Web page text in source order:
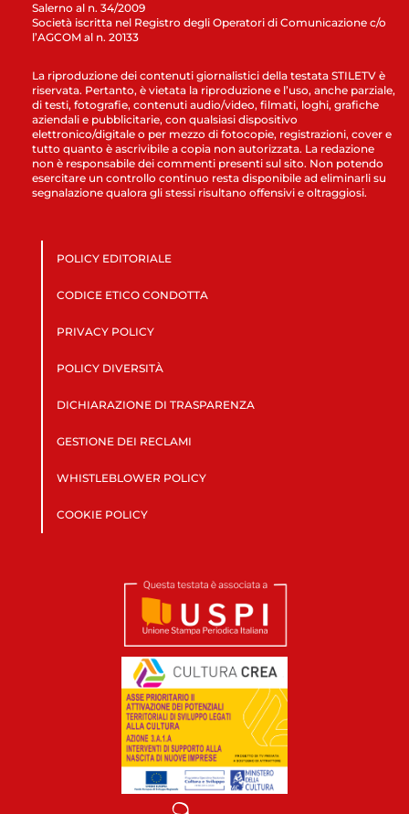
Salerno al n. 34/2009
Società iscritta nel Registro degli Operatori di Comunicazione c/o
l’AGCOM al n. 20133
La riproduzione dei contenuti giornalistici della testata STILETV è
riservata. Pertanto, è vietata la riproduzione e l’uso, anche parziale,
di testi, fotografie, contenuti audio/video, filmati, loghi, grafiche
aziendali e pubblicitarie, con qualsiasi dispositivo
elettronico/digitale o per mezzo di fotocopie, registrazioni, cover e
tutto quanto è ascrivibile a copia non autorizzata. La redazione
non è responsabile dei commenti presenti sul sito. Non potendo
esercitare un controllo continuo resta disponibile ad eliminarli su
segnalazione qualora gli stessi risultano offensivi e oltraggiosi.
POLICY EDITORIALE
CODICE ETICO CONDOTTA
PRIVACY POLICY
POLICY DIVERSITÀ
DICHIARAZIONE DI TRASPARENZA
GESTIONE DEI RECLAMI
WHISTLEBLOWER POLICY
COOKIE POLICY